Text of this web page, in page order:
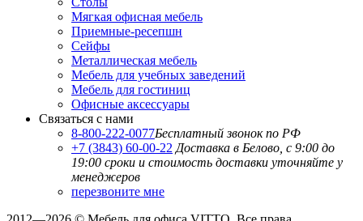
Мягкая офисная мебель
Приемные-ресепшн
Сейфы
Металлическая мебель
Мебель для учебных заведений
Мебель для гостиниц
Офисные аксессуары
Связаться с нами
8-800-222-0077Бесплатный звонок по РФ
+7 (3843) 60-00-22 Доставка в Белово, с 9:00 до
19:00 сроки и стоимость доставки уточняйте у
менеджеров
перезвоните мне